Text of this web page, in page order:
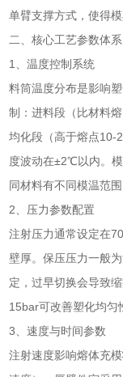
单臂支撑方式，使得
二、核心工艺参数体系
1、温度控制系统
料筒温度分布是影响
制：进料段（比材料
均化段（高于熔点10-
度波动在±2℃以内。
同材料有不同模温范
2、压力参数配置
注射压力通常设定在
壁厚。保压压力一般
定，过早切换会导致
15bar可改善塑化均匀
3、速度与时间参数
注射速度影响熔体充